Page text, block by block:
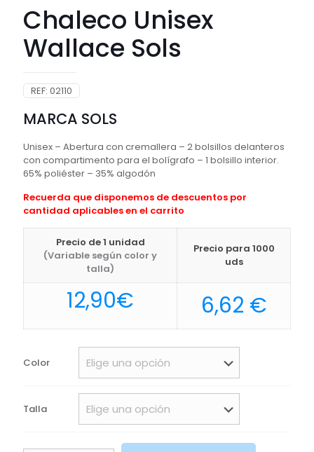
Chaleco Unisex
Wallace Sols
REF: 02110
MARCA SOLS
Unisex – Abertura con cremallera – 2 bolsillos delanteros
con compartimento para el bolígrafo – 1 bolsillo interior.
65% poliéster – 35% algodón
Recuerda que disponemos de descuentos por
cantidad aplicables en el carrito
Precio de 1 unidad
(Variable según color y
talla)
Precio para 1000
uds
12,90€ 6,62 €
Color
Talla